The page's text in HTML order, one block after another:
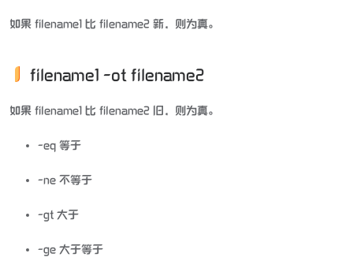
如果 filename1 比 filename2 新，则为真。
filename1 -ot filename2
如果 filename1 比 filename2 旧，则为真。
-eq 等于
-ne 不等于
-gt 大于
-ge 大于等于